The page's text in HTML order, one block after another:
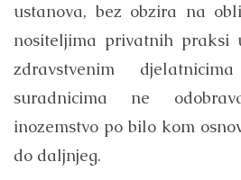
ustanova, bez obzira na
nositeljima privatnih praksi
zdravstvenim
suradnicima ne
inozemstvo po bilo kom
do daljnjeg.